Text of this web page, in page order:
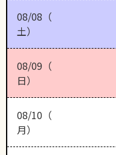
08/08（
土）
08/09（
日）
08/10（
月）